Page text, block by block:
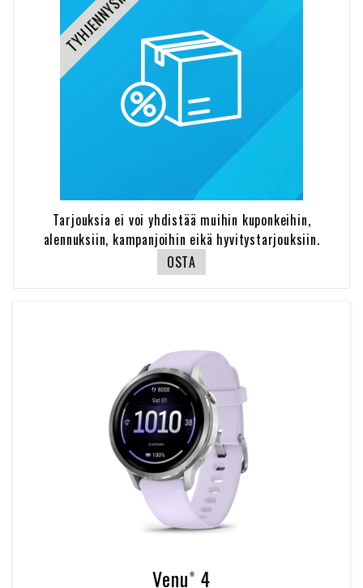
Tarjouksia ei voi yhdistää muihin kuponkeihin,
alennuksiin, kampanjoihin eikä hyvitystarjouksiin.
OSTA
Venu® 4